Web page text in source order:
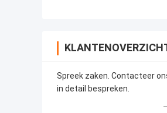
Spreek zaken. Contacteer
in detail bespreken.